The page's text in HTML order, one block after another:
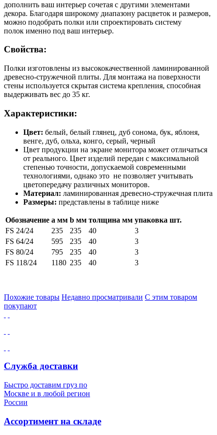
дополнить ваш интерьер сочетая с другими элементами
декора. Благодаря широкому диапазону расцветок и размеров,
можно подобрать полки или спроектировать систему
полок именно под ваш интерьер.
Свойства:
Полки изготовлены из высококачественной ламинированной
древесно-стружечной плиты. Для монтажа на поверхности
стены используется скрытая система крепления, способная
выдерживать вес до 35 кг.
Характеристики:
Цвет: белый, белый глянец, дуб сонома, бук, яблоня,
венге, дуб, ольха, конго, серый, черный
Цвет продукции на экране монитора может отличаться
от реального. Цвет изделий передан с максимальной
степенью точности, допускаемой современными
технологиями, однако это не позволяет учитывать
цветопередачу различных мониторов.
Материал: ламинированная древесно-стружечная плита
Размеры: представлены в таблице ниже
Обозначение a мм b мм толщина мм упаковка шт.
FS 24/24
235 235 40
3
FS 64/24
595 235 40
3
FS 80/24
795 235 40
3
FS 118/24
1180 235 40 3
Похожие товары Недавно просматривали С этим товаром
покупают
Служба доставки
Быстро доставим груз по
Москве и в любой регион
России
Ассортимент на складе